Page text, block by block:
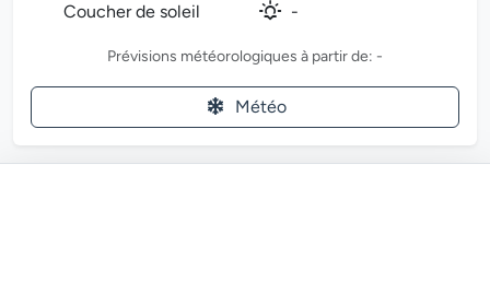
Coucher de soleil
-
Prévisions météorologiques à partir de: -
Météo